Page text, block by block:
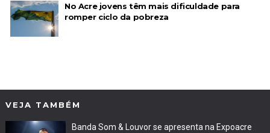
No Acre jovens têm mais dificuldade para
romper ciclo da pobreza
VEJA TAMBÉM
Banda Som & Louvor se apresenta na Expoacre